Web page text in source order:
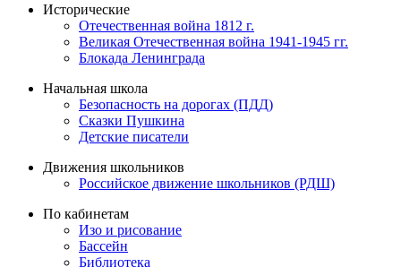
Исторические
Отечественная война 1812 г.
Великая Отечественная война 1941-1945 гг.
Блокада Ленинграда
Начальная школа
Безопасность на дорогах (ПДД)
Сказки Пушкина
Детские писатели
Движения школьников
Российское движение школьников (РДШ)
По кабинетам
Изо и рисование
Бассейн
Библиотека